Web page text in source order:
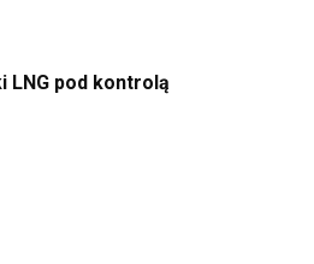
LNG pod kontrolą